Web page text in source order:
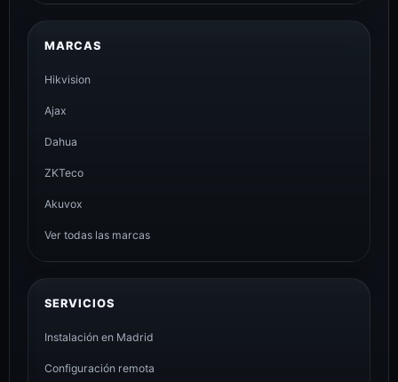
MARCAS
Hikvision
Ajax
Dahua
ZKTeco
Akuvox
Ver todas las marcas
SERVICIOS
Instalación en Madrid
Configuración remota